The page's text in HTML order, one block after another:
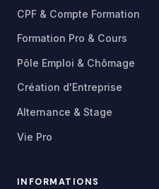
CPF & Compte Formation
Formation Pro & Cours
Pôle Emploi & Chômage
Création d'Entreprise
Alternance & Stage
Vie Pro
INFORMATIONS